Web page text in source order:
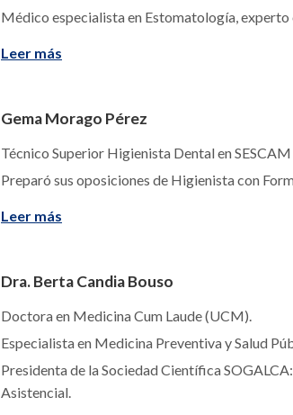
Médico especialista en Estomatología,
Leer más
Gema Morago Pérez
Técnico Superior Higienista Dental en
Preparó sus oposiciones de Higienista con
Leer más
Dra. Berta Candia Bouso
Doctora en Medicina Cum Laude (UCM).
Especialista en Medicina Preventiva y Salud
Presidenta de la Sociedad Científica
Asistencial.